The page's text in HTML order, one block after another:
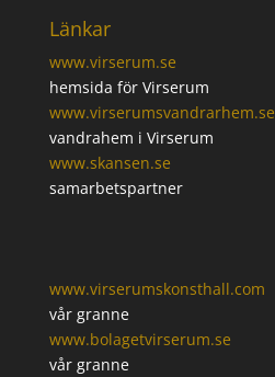
Länkar
www.virserum.se
hemsida för Virserum
www.virserumsvandrarhem.se
vandrahem i Virserum
www.skansen.se
samarbetspartner
www.virserumskonsthall.com
vår granne
www.bolagetvirserum.se
vår granne